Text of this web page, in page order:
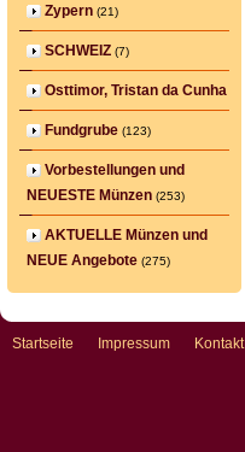
Zypern (21)
SCHWEIZ (7)
Osttimor, Tristan da Cunha
Fundgrube (123)
Vorbestellungen und
NEUESTE Münzen (253)
AKTUELLE Münzen und
NEUE Angebote (275)
Startseite Impressum Kontakt